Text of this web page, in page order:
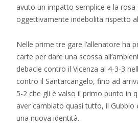
avuto un impatto semplice e la rosa
oggettivamente indebolita rispetto
Nelle prime tre gare l’allenatore ha
carte per dare una scossa
debacle contro il Vicenza al 4-3-3
contro il Santarcangelo, fino ad
5-2 che gli è valso il primo punto in
aver cambiato quasi tutto, il Gubbio
una nuova identità.